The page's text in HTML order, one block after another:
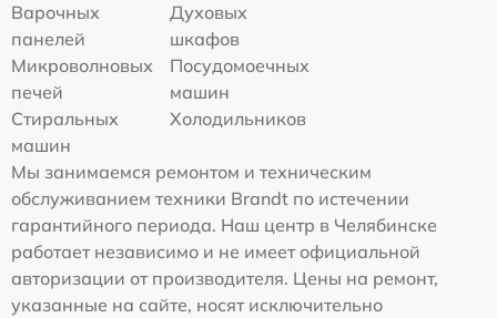
Варочных
панелей
Духовых
шкафов
Микроволновых
печей
Посудомоечных
машин
Стиральных
машин
Холодильников
Мы занимаемся ремонтом и техническим
обслуживанием техники Brandt по истечении
гарантийного периода. Наш центр в Челябинске
работает независимо и не имеет официальной
авторизации от производителя. Цены на ремонт,
указанные на сайте, носят исключительно